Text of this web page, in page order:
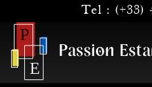
Tel : (+33)
Passion